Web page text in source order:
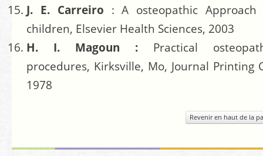
J. E. Carreiro : A osteopathic Approach
children, Elsevier Health Sciences, 2003
H. I. Magoun : Practical
procedures, Kirksville, Mo, Journal Printing
1978
Revenir en haut de la